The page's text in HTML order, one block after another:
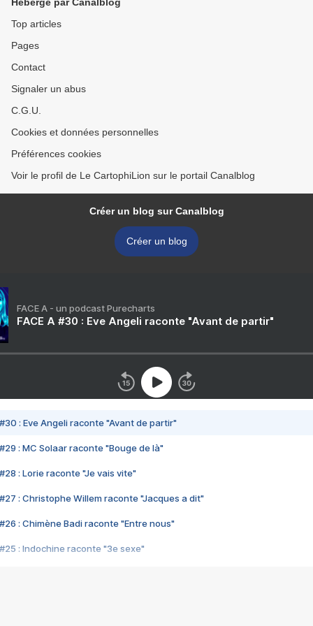
Top articles
Pages
Contact
Signaler un abus
C.G.U.
Cookies et données personnelles
Préférences cookies
Voir le profil de Le CartophiLion sur le portail Canalblog
Créer un blog sur Canalblog
Créer un blog
FACE A - un podcast Purecharts
FACE A #30 : Eve Angeli raconte "Avant de partir"
#30 : Eve Angeli raconte "Avant de partir"
#29 : MC Solaar raconte "Bouge de là"
#28 : Lorie raconte "Je vais vite"
#27 : Christophe Willem raconte "Jacques a dit"
#26 : Chimène Badi raconte "Entre nous"
#25 : Indochine raconte "3e sexe"